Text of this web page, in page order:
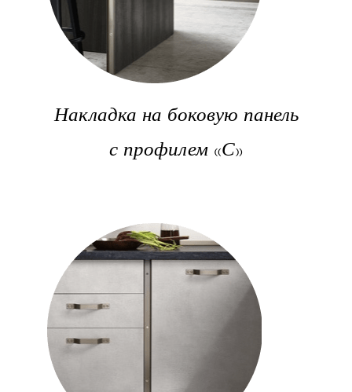
Накладка на боковую панель
с профилем «С»